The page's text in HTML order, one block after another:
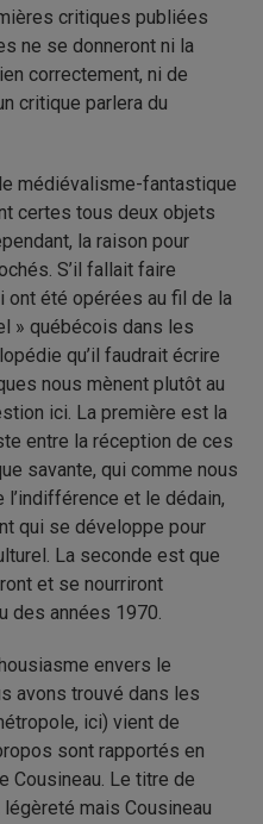
critiques publiées
ne se donneront ni la
correctement, ni de
critique parlera du
médiévalisme-fantastique
certes tous deux objets
la raison pour
S’il fallait faire
ont été opérées au fil de la
» québécois dans les
qu’il faudrait écrire
nous mènent plutôt au
ici. La première est la
entre la réception de ces
savante, qui comme nous
et le dédain,
qui se développe pour
La seconde est que
et se nourriront
des années 1970.
envers le
avons trouvé dans les
ici) vient de
sont rapportés en
Cousineau. Le titre de
légèreté mais Cousineau